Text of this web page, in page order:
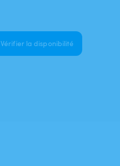
Vérifier la disponibilité